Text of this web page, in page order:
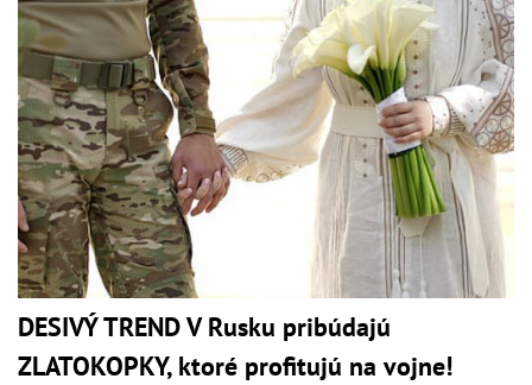
DESIVÝ TREND V Rusku pribúdajú
ZLATOKOPKY, ktoré profitujú na vojne!